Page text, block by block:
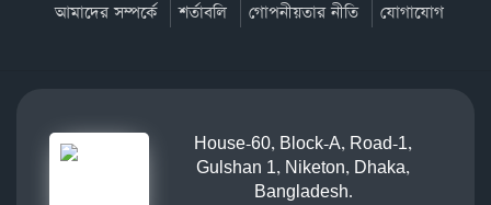
আমাদের সম্পর্কে শর্তাবলি গোপনীয়তার নীতি যোগাযোগ
House-60, Block-A, Road-1,
Gulshan 1, Niketon, Dhaka,
Bangladesh.